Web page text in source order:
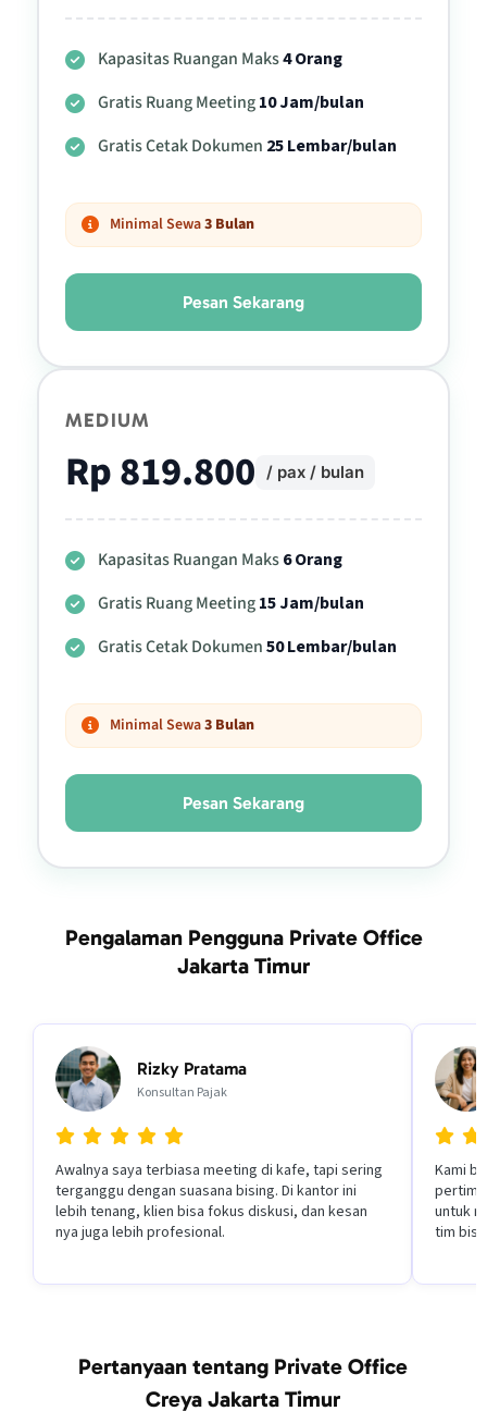
Kapasitas Ruangan Maks4 Orang
Gratis Ruang Meeting10 Jam/bulan
Gratis Cetak Dokumen 25 Lembar/bulan
Minimal Sewa3 Bulan
Pesan Sekarang
MEDIUM
Rp 819.800 / pax / bulan
Kapasitas Ruangan Maks6 Orang
Gratis Ruang Meeting15 Jam/bulan
Gratis Cetak Dokumen50 Lembar/bulan
Minimal Sewa3 Bulan
Pesan Sekarang
Pengalaman Pengguna Private Office
Jakarta Timur
Rizky Pratama
Konsultan Pajak
Awalnya saya terbiasa meeting di kafe, tapi sering
terganggu dengan suasana bising. Di kantor ini
lebih tenang, klien bisa fokus diskusi, dan kesan
nya juga lebih profesional.
Kami
untuk
tim
Pertanyaan tentang Private Office
Creya Jakarta Timur